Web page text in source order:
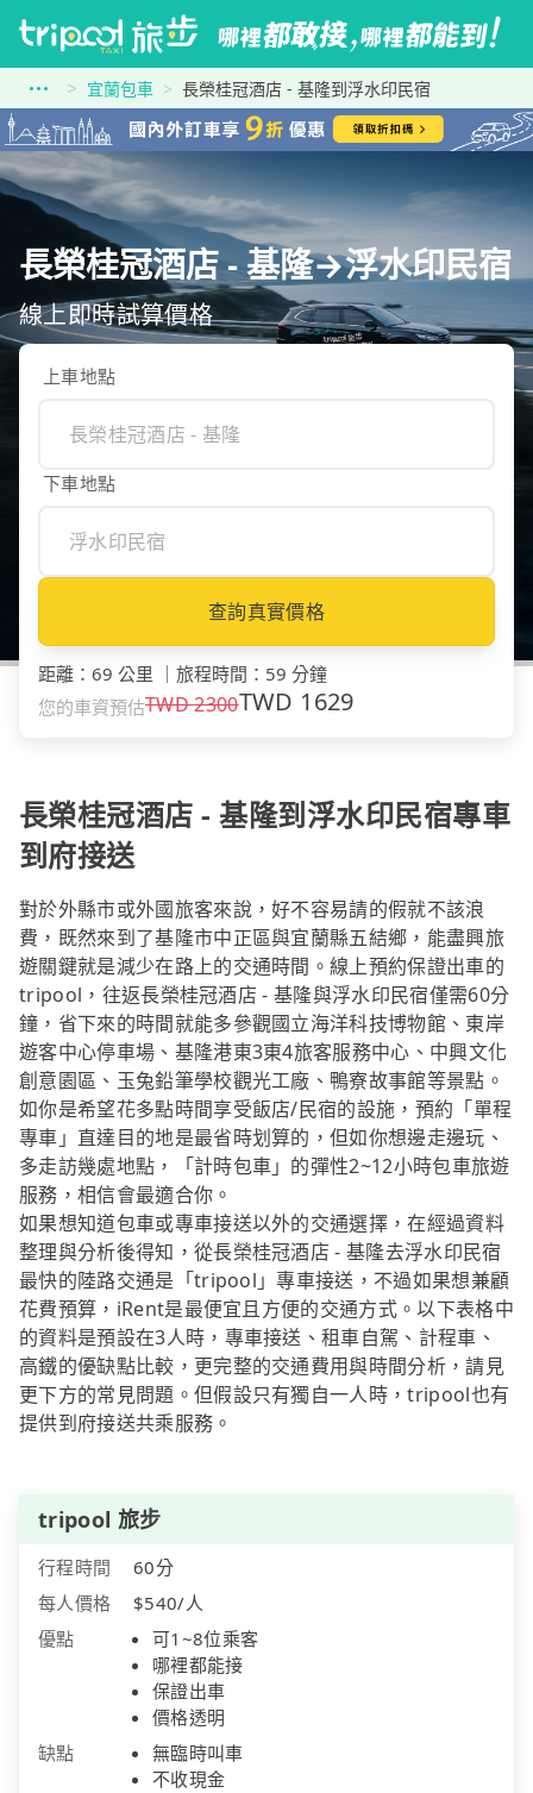
宜蘭包車 長榮桂冠酒店 - 基隆到浮水印民宿
長榮桂冠酒店 - 基隆→浮水印民宿
線上即時試算價格
上車地點
下車地點
查詢真實價格
距離 ： 69 公里 旅程時間 ： 59 分鐘
您的車資預估TWD2300TWD 1629
長榮桂冠酒店 - 基隆到浮水印民宿專車
到府接送
對於外縣市或外國旅客來說，好不容易請的假就不該浪
費，既然來到了基隆市中正區與宜蘭縣五結鄉，能盡興旅
遊關鍵就是減少在路上的交通時間。線上預約保證出車的
tripool，往返長榮桂冠酒店 - 基隆與浮水印民宿僅需60分
鐘，省下來的時間就能多參觀國立海洋科技博物館、東岸
遊客中心停車場、基隆港東3東4旅客服務中心、中興文化
創意園區、玉兔鉛筆學校觀光工廠、鴨寮故事館等景點。
如你是希望花多點時間享受飯店/民宿的設施，預約「單程
專車」直達目的地是最省時划算的，但如你想邊走邊玩、
多走訪幾處地點，「計時包車」的彈性2~12小時包車旅遊
服務，相信會最適合你。
如果想知道包車或專車接送以外的交通選擇，在經過資料
整理與分析後得知，從長榮桂冠酒店 - 基隆去浮水印民宿
最快的陸路交通是「tripool」專車接送，不過如果想兼顧
花費預算，iRent是最便宜且方便的交通方式。以下表格中
的資料是預設在3人時，專車接送、租車自駕、計程車、
高鐵的優缺點比較，更完整的交通費用與時間分析，請見
更下方的常見問題。但假設只有獨自一人時，tripool也有
提供到府接送共乘服務。
tripool 旅步
行程時間
60分
每人價格
$540/人
優點
可1~8位乘客
哪裡都能接
保證出車
價格透明
缺點
無臨時叫車
不收現金